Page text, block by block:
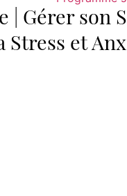
| Gérer son
Stress et